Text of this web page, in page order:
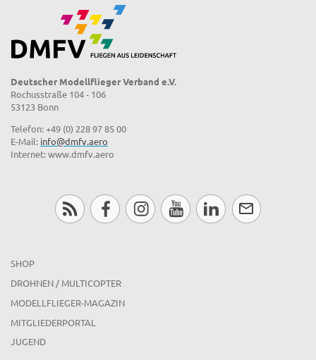
Deutscher Modellflieger Verband e.V.
Rochusstraße 104 - 106
53123 Bonn
Telefon: +49 (0) 228 97 85 00
E-Mail: info@dmfv.aero
Internet: www.dmfv.aero
SHOP
DROHNEN / MULTICOPTER
MODELLFLIEGER-MAGAZIN
MITGLIEDERPORTAL
JUGEND